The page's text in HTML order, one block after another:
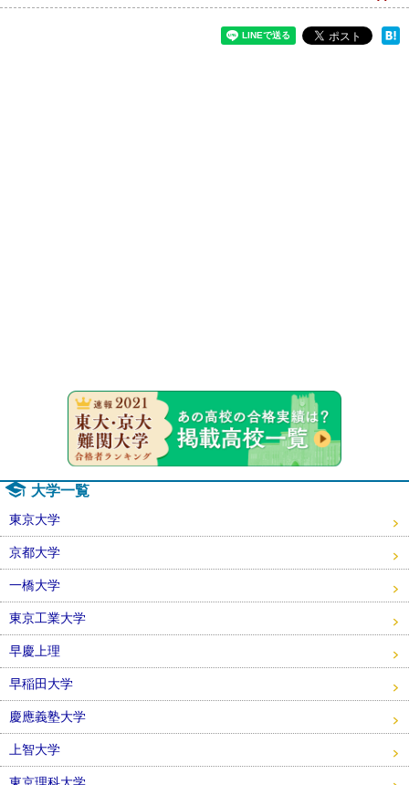
大学一覧
東京大学
京都大学
一橋大学
東京工業大学
早慶上理
早稲田大学
慶應義塾大学
上智大学
東京理科大学